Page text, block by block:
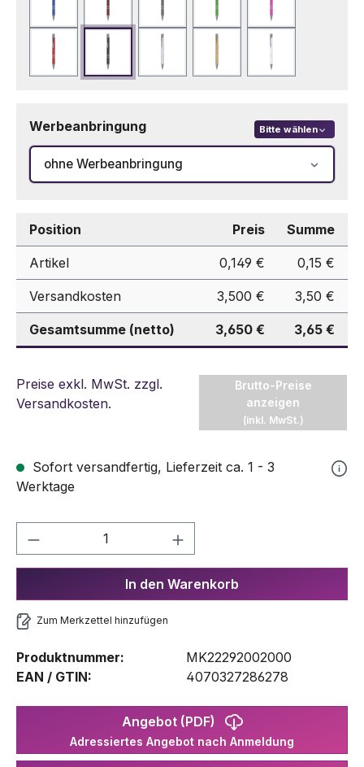
Blau BordeauxDunkelgrauGrün Rosa
Rot SchwarzSilber VergoldetWeiß
Werbeanbringung Bitte wählen
ohne Werbeanbringung
Position Preis Summe
Artikel 0,149 € 0,15 €
Versandkosten 3,500 € 3,50 €
Gesamtsumme (netto) 3,650 € 3,65 €
Preise exkl. MwSt. zzgl.
Versandkosten.
Brutto-Preise
anzeigen
(inkl. MwSt.)
Sofort versandfertig, Lieferzeit ca. 1 - 3
Werktage
Produkt Anzahl: Gib den
In den Warenkorb
Zum Merkzettel hinzufügen
Produktnummer:
MK22292002000
EAN / GTIN:
4070327286278
Angebot (PDF)
Adressiertes Angebot nach Anmeldung